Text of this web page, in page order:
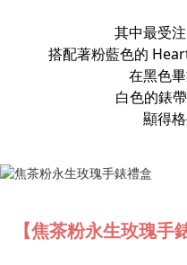
其中最受
搭配著粉藍色的
在黑色
白色的錶
顯得
【焦茶粉永生玫瑰